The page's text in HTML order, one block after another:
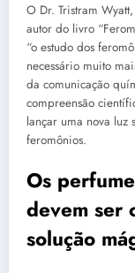
O Dr. Tristram
autor do livro
“o estudo dos
necessário muito
da comunicação
compreensão
lançar uma nova
feromônios.
Os
devem ser
solução